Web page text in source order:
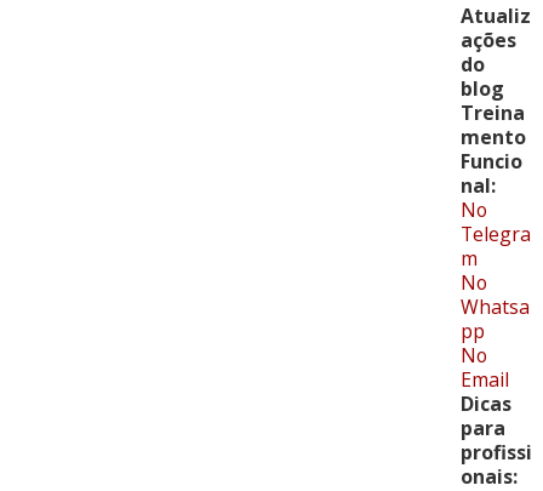
Atualiz
ações
do
blog
Treina
mento
Funcio
nal:
No
Telegra
m
No
Whatsa
pp
No
Email
Dicas
para
profissi
onais: